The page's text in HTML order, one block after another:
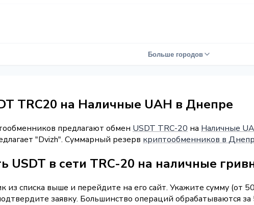
Больше городов
TRC20 на Наличные UAH в Днепре
предлагают обмен USDT TRC-20 на Наличные
"Dvizh". Суммарный резерв криптообменников в
USDT в сети TRC-20 на наличные
из списка выше и перейдите на его сайт. Укажите сумму (от
заявку. Большинство операций обрабатываются